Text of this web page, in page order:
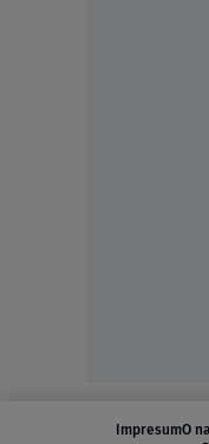
ImpresumO